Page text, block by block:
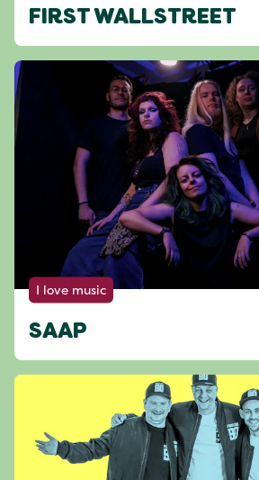
FIRST WALLSTREET
I love music
SAAP